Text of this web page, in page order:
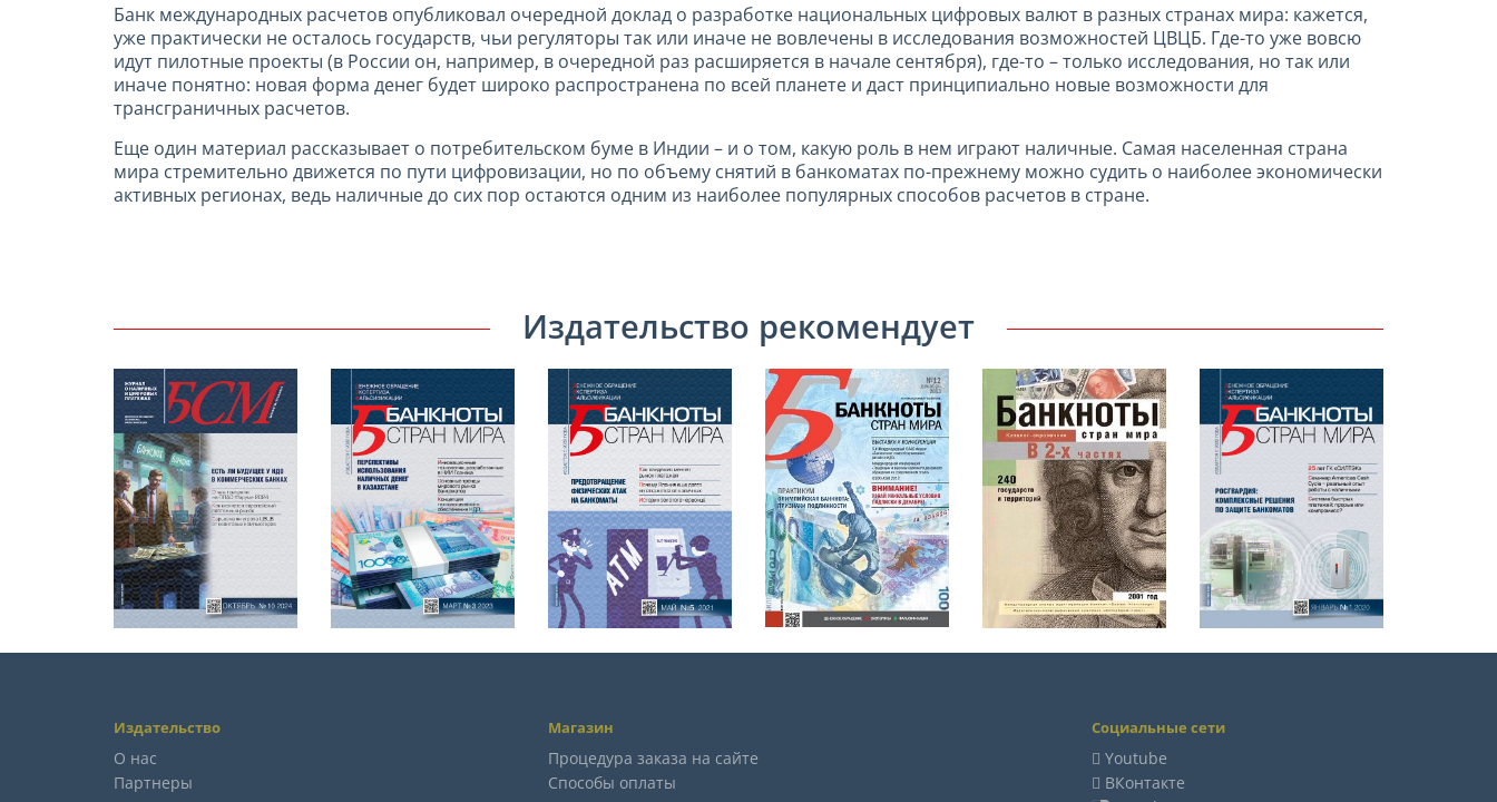
Банк международных расчетов опубликовал очередной доклад о разработке национальных цифровых валют в разных странах мира: кажется,
уже практически не осталось государств, чьи регуляторы так или иначе не вовлечены в исследования возможностей ЦВЦБ. Где-то уже вовсю
идут пилотные проекты (в России он, например, в очередной раз расширяется в начале сентября), где-то – только исследования, но так или
иначе понятно: новая форма денег будет широко распространена по всей планете и даст принципиально новые возможности для
трансграничных расчетов.
Еще один материал рассказывает о потребительском буме в Индии – и о том, какую роль в нем играют наличные. Самая населенная страна
мира стремительно движется по пути цифровизации, но по объему снятий в банкоматах по-прежнему можно судить о наиболее экономически
активных регионах, ведь наличные до сих пор остаются одним из наиболее популярных способов расчетов в стране.
Издательство рекомендует
Издательство
О нас
Партнеры
Магазин
Процедура заказа на сайте
Способы оплаты
Социальные сети
Youtube
ВКонтакте